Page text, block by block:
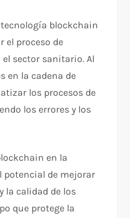
tecnología blockchain
el proceso de
sector sanitario. Al
en la cadena de
los procesos de
los errores y los
en la
de mejorar
la calidad de los
que protege la